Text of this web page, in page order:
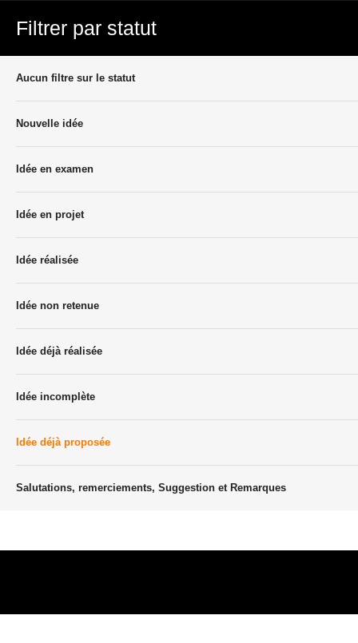
Filtrer par statut
Aucun filtre sur le statut
Nouvelle idée
Idée en examen
Idée en projet
Idée réalisée
Idée non retenue
Idée déjà réalisée
Idée incomplète
Idée déjà proposée
Salutations, remerciements, Suggestion et Remarques